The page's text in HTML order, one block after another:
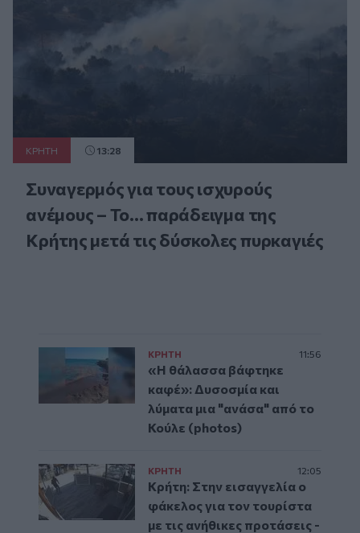
ΚΡΗΤΗ 13:28
Συναγερμός για τους ισχυρούς
ανέμους – Το... παράδειγμα της
Κρήτης μετά τις δύσκολες πυρκαγιές
ΚΡΗΤΗ 11:56
«Η θάλασσα βάφτηκε
καφέ»: Δυσοσμία και
λύματα μια "ανάσα" από το
Κούλε (photos)
ΚΡΗΤΗ 12:05
Κρήτη: Στην εισαγγελία ο
φάκελος για τον τουρίστα
με τις ανήθικες προτάσεις -